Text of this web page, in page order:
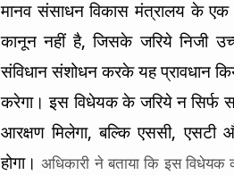
मानव संसाधन विकास मंत्रालय के एक
कानून नहीं है, जिसके जरिये निजी
संविधान संशोधन करके यह प्रावधान
करेगा। इस विधेयक के जरिये न सिर्फ
आरक्षण मिलेगा, बल्कि एससी, एसटी
होगा।अधिकारी ने बताया कि इस विधेयक